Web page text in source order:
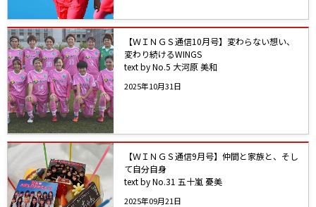
【ＷＩＮＧＳ通信10月号】変わらない想い、
変わり続けるWINGS
text by No.5 大河原 美和
2025年10月31日
【ＷＩＮＧＳ通信9月号】仲間と家族と、そし
て自分自身
text by No.31 五十嵐 憂美
2025年09月21日